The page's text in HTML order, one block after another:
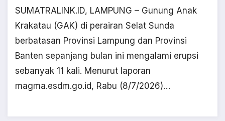
SUMATRALINK.ID, LAMPUNG – Gunung Anak
Krakatau (GAK) di perairan Selat Sunda
berbatasan Provinsi Lampung dan Provinsi
Banten sepanjang bulan ini mengalami erupsi
sebanyak 11 kali. Menurut laporan
magma.esdm.go.id, Rabu (8/7/2026)…